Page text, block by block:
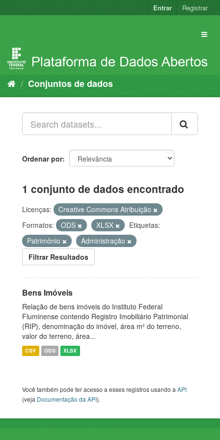
para
Entrar Registrar
Conjuntos de dados
Ordenar por
1 conjunto de dados encontrado
Licenças:
Creative Commons Atribuição
Formatos:
ODS XLSX
Etiquetas:
Patrimônio
Administração
Filtrar Resultados
Bens Imóveis
Relação de bens imóveis do Instituto Federal
Fluminense contendo Registro Imobiliário Patrimonial
(RIP), denominação do imóvel, área m² do terreno,
valor do terreno, área...
CSV ODS XLSX
Você também pode ter acesso a esses registros usando aAPI
(veja Documentação da API).